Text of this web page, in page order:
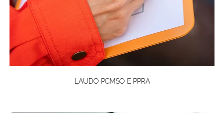
LAUDO PCMSO E PPRA